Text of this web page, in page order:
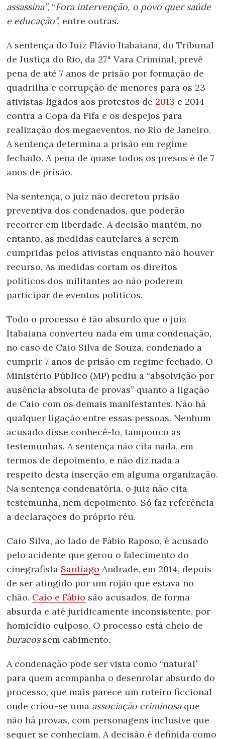
assassina”, “Fora intervenção, o povo quer saúde
e educação”, entre outras.
A sentença do Juiz Flávio Itabaiana, do Tribunal
de Justiça do Rio, da 27ª Vara Criminal, prevê
pena de até 7 anos de prisão por formação de
quadrilha e corrupção de menores para os 23
ativistas ligados aos protestos de 2013 e 2014
contra a Copa da Fifa e os despejos para
realização dos megaeventos, no Rio de Janeiro.
A sentença determina a prisão em regime
fechado. A pena de quase todos os presos é de 7
anos de prisão.
Na sentença, o juiz não decretou prisão
preventiva dos condenados, que poderão
recorrer em liberdade. A decisão mantém, no
entanto, as medidas cautelares a serem
cumpridas pelos ativistas enquanto não houver
recurso. As medidas cortam os direitos
políticos dos militantes ao não poderem
participar de eventos políticos.
Todo o processo é tão absurdo que o juiz
Itabaiana converteu nada em uma condenação,
no caso de Caio Silva de Souza, condenado a
cumprir 7 anos de prisão em regime fechado. O
Ministério Público (MP) pediu a “absolvição por
ausência absoluta de provas” quanto a ligação
de Caio com os demais manifestantes. Não há
qualquer ligação entre essas pessoas. Nenhum
acusado disse conhecê-lo, tampouco as
testemunhas. A sentença não cita nada, em
termos de depoimento, e não diz nada a
respeito desta inserção em alguma organização.
Na sentença condenatória, o juiz não cita
testemunha, nem depoimento. Só faz referência
a declarações do próprio réu.
Caio Silva, ao lado de Fábio Raposo, é acusado
pelo acidente que gerou o falecimento do
cinegrafista Santiago Andrade, em 2014, depois
de ser atingido por um rojão que estava no
chão. Caio e Fábio são acusados, de forma
absurda e até juridicamente inconsistente, por
homicídio culposo. O processo está cheio de
buracos sem cabimento.
A condenação pode ser vista como “natural”
para quem acompanha o desenrolar absurdo do
processo, que mais parece um roteiro ficcional
onde criou-se uma associação criminosaque
não há provas, com personagens inclusive que
sequer se conheciam. A decisão é definida como